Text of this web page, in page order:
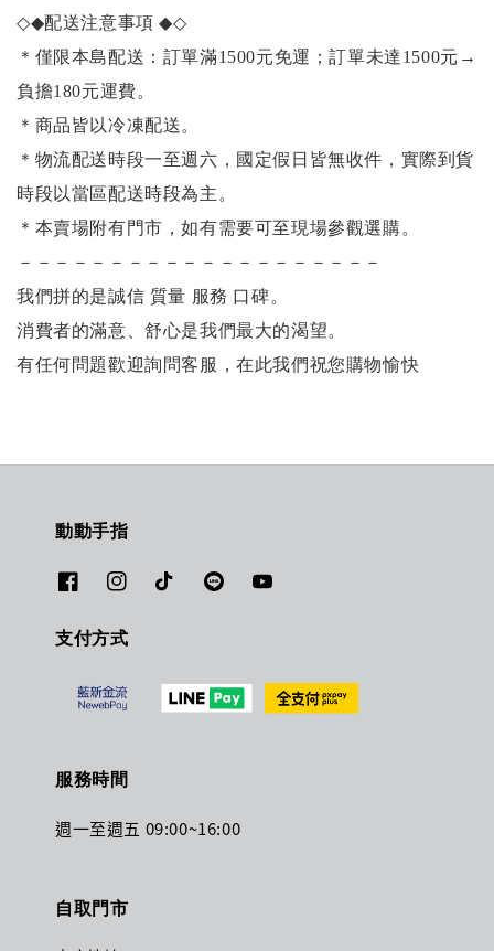
◇◆配送注意事項◆◇
＊僅限本島配送：訂單滿1500元免運；訂單未達1500元 →
負擔180元運費。
＊商品皆以冷凍配送。
＊物流配送時段一至週六，國定假日皆無收件，實際到貨
時段以當區配送時段為主。
＊本賣場附有門市，如有需要可至現場參觀選購。
－－－－－－－－－－－－－－－－－－－－
我們拼的是誠信 質量 服務 口碑。
消費者的滿意、舒心是我們最大的渴望。
有任何問題歡迎詢問客服，在此我們祝您購物愉快
動動手指
支付方式
服務時間
週一至週五 09:00~16:00
自取門市